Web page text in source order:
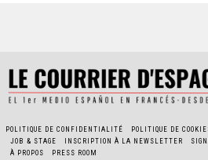
POLITIQUE DE CONFIDENTIALITÉ POLITIQUE DE
JOB & STAGE
INSCRIPTION À LA NEWSLETTER
À PROPOS
PRESS ROOM